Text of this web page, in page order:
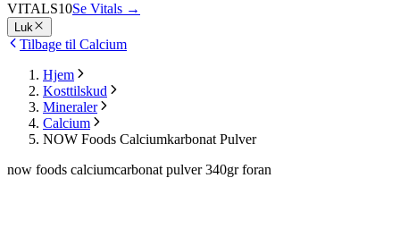
VITALS10Se Vitals →
Luk
Tilbage til Calcium
Hjem
Kosttilskud
Mineraler
Calcium
NOW Foods Calciumkarbonat Pulver
now foods calciumcarbonat pulver 340gr foran